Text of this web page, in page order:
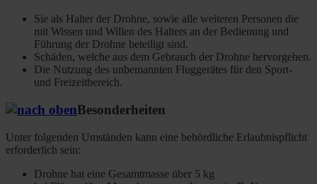
Sie als Halter der Drohne, sowie alle weiteren Personen die
mit Wissen und Willen des Halters an der Bedienung und
Führung der Drohne beteiligt sind.
Schäden, welche aus dem Gebrauch der Drohne hervorgehen.
Die Nutzung des unbemannten Fluggerätes für den Sport-
und Freizeitbereich.
Besonderheiten
Unter folgenden Umständen kann eine behördliche Erlaubnispflicht
erforderlich sein:
Drohne hat eine Gesamtmasse über 5 kg